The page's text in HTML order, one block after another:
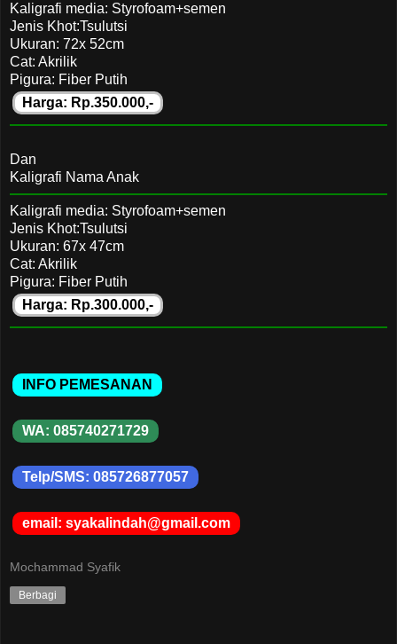
Kaligrafi media: Styrofoam+semen
Jenis Khot:Tsulutsi
Ukuran: 72x 52cm
Cat: Akrilik
Pigura: Fiber Putih
Harga: Rp.350.000,-
Dan
Kaligrafi Nama Anak
Kaligrafi media: Styrofoam+semen
Jenis Khot:Tsulutsi
Ukuran: 67x 47cm
Cat: Akrilik
Pigura: Fiber Putih
Harga: Rp.300.000,-
INFO PEMESANAN
WA: 085740271729
Telp/SMS: 085726877057
email: syakalindah@gmail.com
Mochammad Syafik
Berbagi